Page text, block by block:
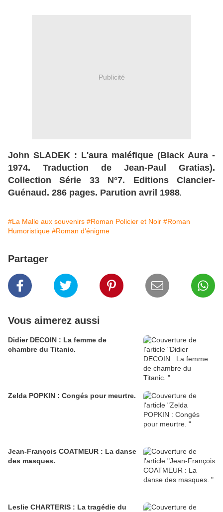
Publicité
John SLADEK : L'aura maléfique (Black Aura -
1974. Traduction de Jean-Paul Gratias).
Collection Série 33 N°7. Editions Clancier-
Guénaud. 286 pages. Parution avril 1988.
#La Malle aux souvenirs #Roman Policier et Noir #Roman
Humoristique #Roman d'énigme
Partager
Vous aimerez aussi
Didier DECOIN : La femme de
chambre du Titanic.
Zelda POPKIN : Congés pour meurtre.
Jean-François COATMEUR : La danse
des masques.
Leslie CHARTERIS : La tragédie du